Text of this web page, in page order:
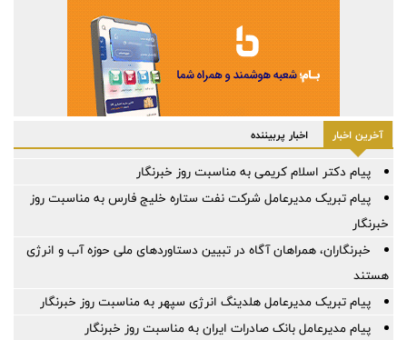
آخرین اخبار اخبار پربیننده
پیام دکتر اسلام کریمی به مناسبت روز خبرنگار
پیام تبریک مدیرعامل شرکت نفت ستاره خلیج فارس به مناسبت روز
خبرنگار
خبرنگاران، همراهان آگاه در تبیین دستاوردهای ملی حوزه آب و انرژی
هستند
پیام تبریک مدیرعامل هلدینگ انرژی سپهر به مناسبت روز خبرنگار
پیام مدیرعامل بانک صادرات ایران به مناسبت روز خبرنگار